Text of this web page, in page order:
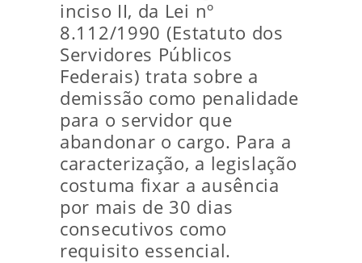
inciso II, da Lei nº
8.112/1990 (Estatuto dos
Servidores Públicos
Federais) trata sobre a
demissão como penalidade
para o servidor que
abandonar o cargo. Para a
caracterização, a legislação
costuma fixar a ausência
por mais de 30 dias
consecutivos como
requisito essencial.